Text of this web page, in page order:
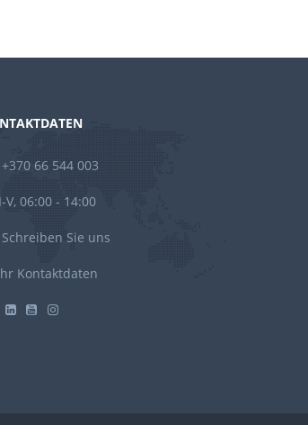
+370 66 544 003
I-V, 06:00 - 14:00
Schreiben Sie uns
Kontaktdaten